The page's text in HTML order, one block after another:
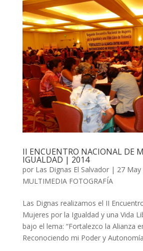
II ENCUENTRO NACIONAL DE
IGUALDAD | 2014
por Las Dignas El Salvador| 27 May
MULTIMEDIA FOTOGRAFÍA
Las Dignas realizamos el II
Mujeres por la Igualdad y una Vida
bajo el lema: “Fortalezco la Alianza
Reconociendo mi Poder y